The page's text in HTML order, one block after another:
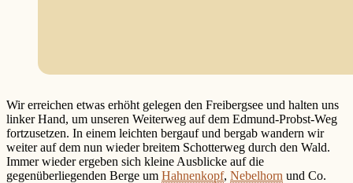
Wir erreichen etwas erhöht gelegen den Freibergsee und halten uns
linker Hand, um unseren Weiterweg auf dem Edmund-Probst-Weg
fortzusetzen. In einem leichten bergauf und bergab wandern wir
weiter auf dem nun wieder breitem Schotterweg durch den Wald.
Immer wieder ergeben sich kleine Ausblicke auf die
gegenüberliegenden Berge um Hahnenkopf, Nebelhorn und Co.